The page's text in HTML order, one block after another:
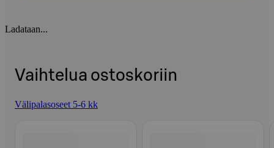
Ladataan...
Vaihtelua ostoskoriin
Välipalasoseet 5-6 kk